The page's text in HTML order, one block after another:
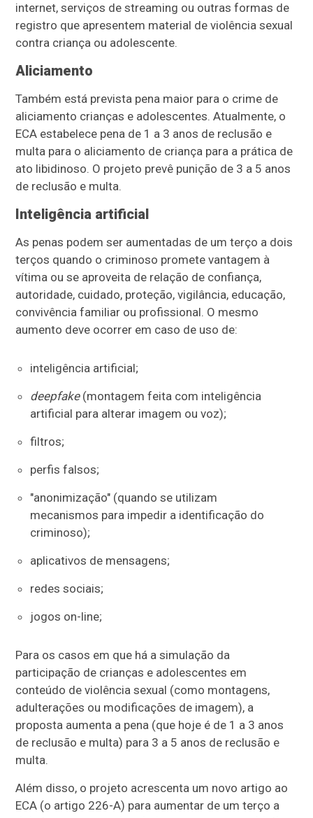
internet, serviços de streaming ou outras formas de
registro que apresentem material de violência sexual
contra criança ou adolescente.
Aliciamento
Também está prevista pena maior para o crime de
aliciamento crianças e adolescentes. Atualmente, o
ECA estabelece pena de 1 a 3 anos de reclusão e
multa para o aliciamento de criança para a prática de
ato libidinoso. O projeto prevê punição de 3 a 5 anos
de reclusão e multa.
Inteligência artificial
As penas podem ser aumentadas de um terço a dois
terços quando o criminoso promete vantagem à
vítima ou se aproveita de relação de confiança,
autoridade, cuidado, proteção, vigilância, educação,
convivência familiar ou profissional. O mesmo
aumento deve ocorrer em caso de uso de:
inteligência artificial;
deepfake (montagem feita com inteligência
artificial para alterar imagem ou voz);
filtros;
perfis falsos;
"anonimização" (quando se utilizam
mecanismos para impedir a identificação do
criminoso);
aplicativos de mensagens;
redes sociais;
jogos on-line;
Para os casos em que há a simulação da
participação de crianças e adolescentes em
conteúdo de violência sexual (como montagens,
adulterações ou modificações de imagem), a
proposta aumenta a pena (que hoje é de 1 a 3 anos
de reclusão e multa) para 3 a 5 anos de reclusão e
multa.
Além disso, o projeto acrescenta um novo artigo ao
ECA (o artigo 226-A) para aumentar de um terço a